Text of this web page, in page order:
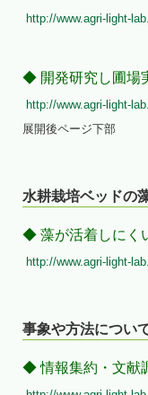
http://www.agri-light-
◆ 開発研究し圃場
http://www.agri-light-
展開後ページ下部
水耕栽培ベッドの
◆ 藻が活着しにく
http://www.agri-light-
事象や方法につい
◆ 情報集約・文献